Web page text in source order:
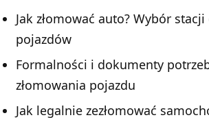
Jak złomować auto? Wybór
pojazdów
Formalności i dokumenty
złomowania pojazdu
Jak legalnie zezłomować